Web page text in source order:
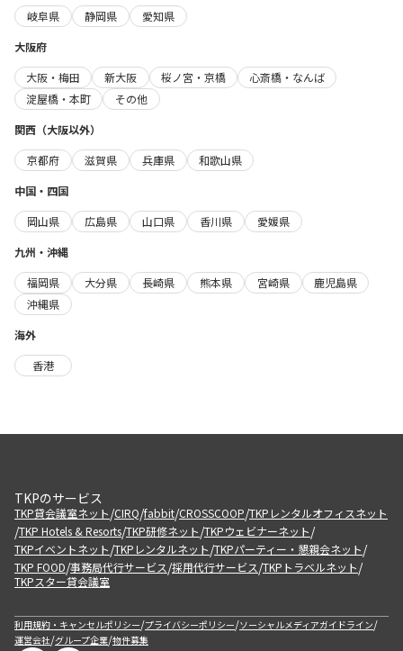
岐阜県
静岡県
愛知県
大阪府
大阪・梅田
新大阪 桜ノ宮・京橋
心斎橋・なんば
淀屋橋・本町
その他
関西（大阪以外）
京都府
滋賀県 兵庫県
和歌山県
中国・四国
岡山県
広島県 山口県 香川県
愛媛県
九州・沖縄
福岡県
大分県 長崎県 熊本県 宮崎県
鹿児島県
沖縄県
海外
香港
TKPのサービス
TKP貸会議室ネット/CIRQ/fabbit/CROSSCOOP/TKPレンタルオフィスネット
/TKP Hotels & Resorts/TKP研修ネット/TKPウェビナーネット/
TKPイベントネット/TKPレンタルネット/TKPパーティー・懇親会ネット/
TKP FOOD/事務局代行サービス/採用代行サービス/TKPトラベルネット/
TKPスター貸会議室
利用規約・キャンセルポリシー/プライバシーポリシー/ソーシャルメディアガイドライン/
運営会社/グループ企業/物件募集